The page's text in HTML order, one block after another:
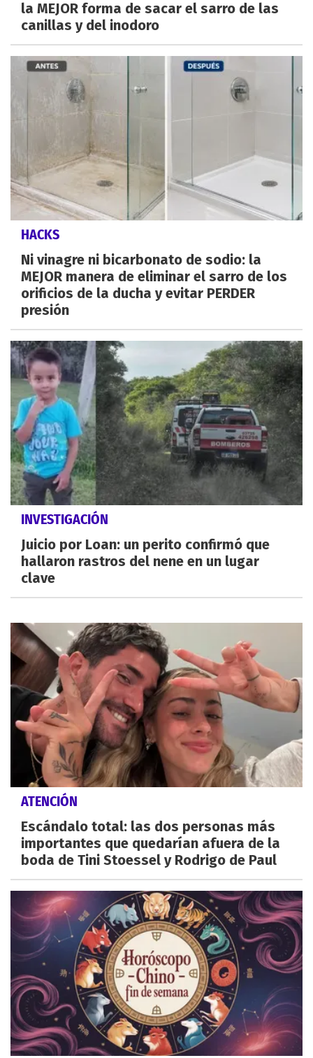
la MEJOR forma de sacar el sarro de las
canillas y del inodoro
HACKS
Ni vinagre ni bicarbonato de sodio: la
MEJOR manera de eliminar el sarro de los
orificios de la ducha y evitar PERDER
presión
INVESTIGACIÓN
Juicio por Loan: un perito confirmó que
hallaron rastros del nene en un lugar
clave
ATENCIÓN
Escándalo total: las dos personas más
importantes que quedarían afuera de la
boda de Tini Stoessel y Rodrigo de Paul